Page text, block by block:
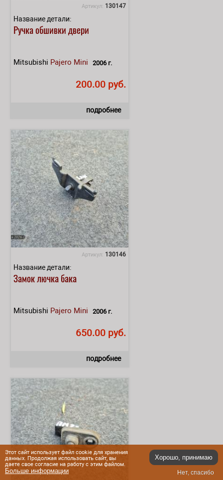
Артикул: 130147
Название детали:
Ручка обшивки двери
Mitsubishi Pajero Mini 2006 г.
200.00 руб.
подробнее
Артикул: 130146
Название детали:
Замок лючка бака
Mitsubishi Pajero Mini 2006 г.
650.00 руб.
подробнее
Этот сайт использует файл cookie для хранения
данных. Продолжая использовать сайт, вы
даете свое согласие на работу с этим файлом.
Больше информации
Хорошо, принимаю
Нет, спасибо